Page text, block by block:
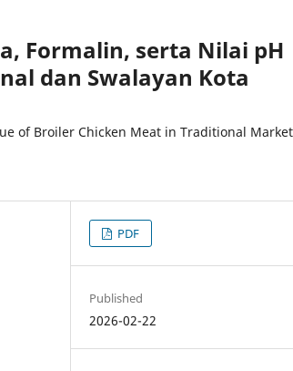
Formalin, serta Nilai pH
dan Swalayan Kota
of Broiler Chicken Meat in Traditional
PDF
Published
2026-02-22